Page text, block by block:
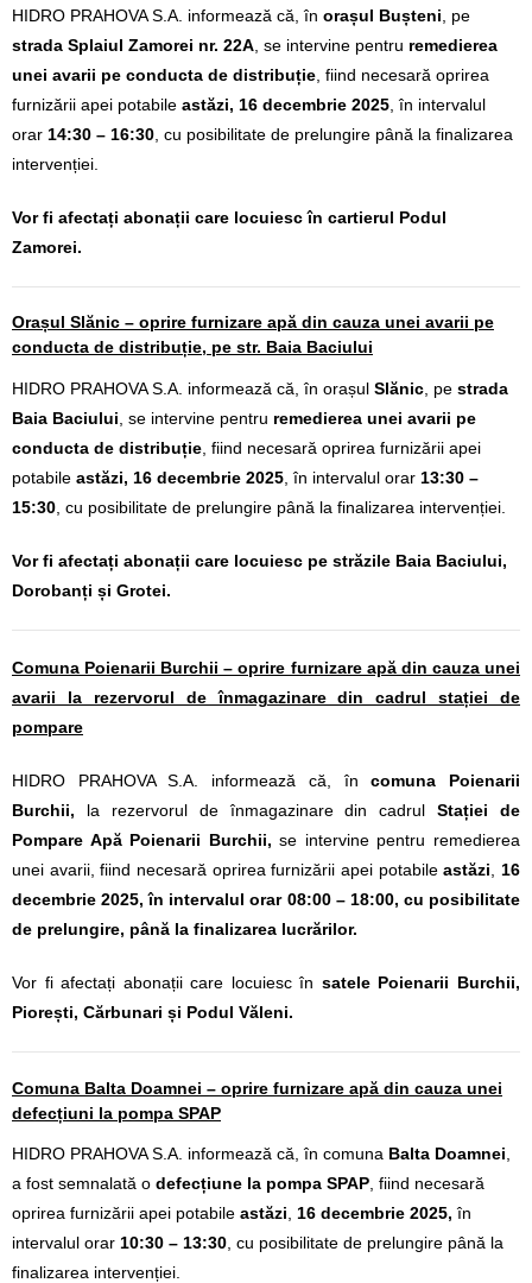
HIDRO PRAHOVA S.A. informează că, în orașul Bușteni , pe
strada Splaiul Zamorei nr. 22A , se intervine pentru remedierea
unei avarii pe conducta de distribuție , fiind necesară oprirea
furnizării apei potabile astăzi, 16 decembrie 2025 , în intervalul
orar 14:30 – 16:30 , cu posibilitate de prelungire până la finalizarea
intervenției.
Vor fi afectați abonații care locuiesc în cartierul Podul
Zamorei.
Orașul Slănic – oprire furnizare apă din cauza unei avarii pe
conducta de distribuție, pe str. Baia Baciului
HIDRO PRAHOVA S.A. informează că, în orașul Slănic , pe strada
Baia Baciului , se intervine pentru remedierea unei avarii pe
conducta de distribuție , fiind necesară oprirea furnizării apei
potabile astăzi, 16 decembrie 2025 , în intervalul orar 13:30 –
15:30 , cu posibilitate de prelungire până la finalizarea intervenției.
Vor fi afectați abonații care locuiesc pe străzile Baia Baciului,
Dorobanți și Grotei.
Comuna Poienarii Burchii – oprire furnizare apă din cauza unei
avarii la rezervorul de înmagazinare din cadrul stației de
pompare
HIDRO PRAHOVA S.A. informează că, încomuna Poienarii
Burchii, la rezervorul de înmagazinare din cadrulStației de
Pompare Apă Poienarii Burchii, se intervine pentru remedierea
unei avarii, fiind necesară oprirea furnizării apei potabileastăzi
16
decembrie 2025, în intervalul orar 08:00 – 18:00, cu posibilitate
de prelungire, până la finalizarea lucrărilor.
Vor fi afectați abonații care locuiesc în satele Poienarii Burchii,
Piorești, Cărbunari și Podul Văleni.
Comuna Balta Doamnei – oprire furnizare apă din cauza unei
defecțiuni la pompa SPAP
HIDRO PRAHOVA S.A. informează că, în comuna Balta Doamnei
a fost semnalată o defecțiune la pompa SPAP fiind necesară
oprirea furnizării apei potabile astăzi 16 decembrie 2025, în
intervalul orar 10:30 – 13:30 , cu posibilitate de prelungire până la
finalizarea intervenției.